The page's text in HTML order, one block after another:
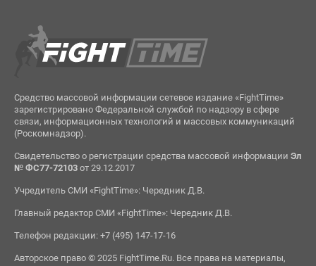
Средство массовой информации сетевое издание «FightTime»
зарегистрировано Федеральной службой по надзору в сфере
связи, информационных технологий и массовых коммуникаций
(Роскомнадзор).
Свидетельство о регистрации средства массовой информации Эл
№ ФС77-72103от 29.12.2017
Учредитель СМИ «FightTime»: Чередник Д.В.
Главный редактор СМИ «FightTime»: Чередник Д.В.
Телефон редакции: +7 (495) 147-17-16
Авторское право © 2025 FightTime.Ru. Все права на материалы,